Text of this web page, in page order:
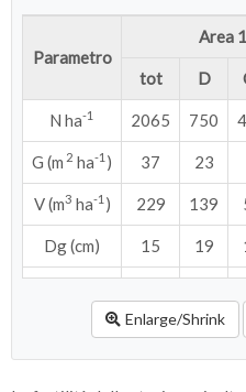
Parametro
Area 1
tot D
N ha-1 2065 750
G (m 2 ha-1 ) 37 23
V (m3 ha-1 ) 229 139
Dg (cm) 15 19
14
Enlarge/Shrink